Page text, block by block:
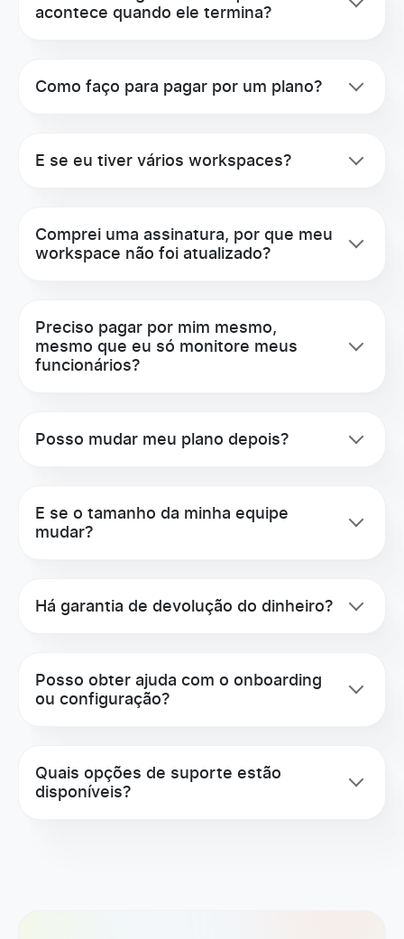
Sincronização de tempo com o ClickUp
API
acontece quando ele termina?
Como faço para pagar por um plano?
E se eu tiver vários workspaces?
Comprei uma assinatura, por que meu
workspace não foi atualizado?
Preciso pagar por mim mesmo,
mesmo que eu só monitore meus
funcionários?
Posso mudar meu plano depois?
E se o tamanho da minha equipe
mudar?
Há garantia de devolução do dinheiro?
Posso obter ajuda com o onboarding
ou configuração?
Quais opções de suporte estão
disponíveis?